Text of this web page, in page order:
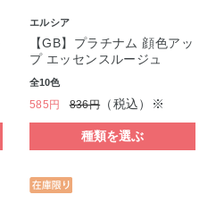
エルシア
【GB】プラチナム 顔色アッ
プ エッセンスルージュ
全10色
585円 836円（税込）※
種類を選ぶ